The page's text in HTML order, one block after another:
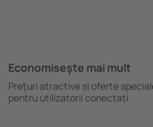
Economiseşte mai mult
Prețuri atractive și oferte
pentru utilizatorii conectați.